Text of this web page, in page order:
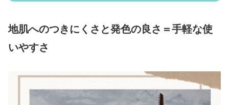
地肌へのつきにくさと発色の良さ＝手軽な使
いやすさ